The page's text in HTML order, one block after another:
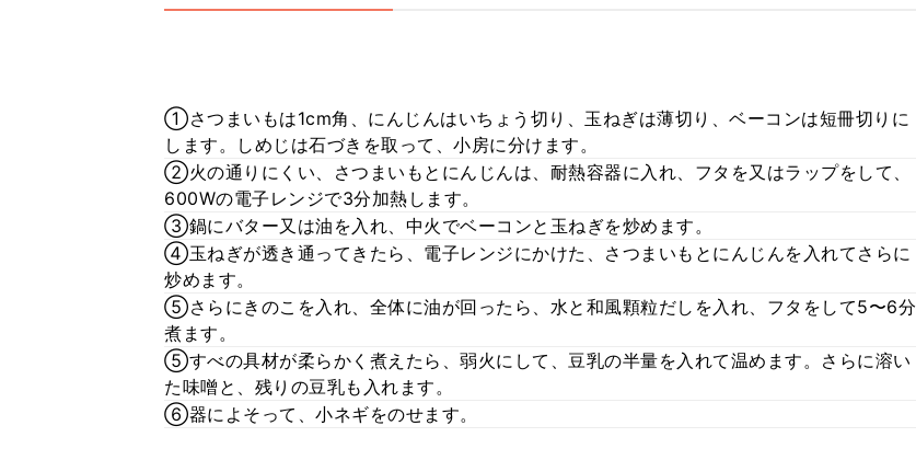
①さつまいもは1cm角、にんじんはいちょう切り、玉ねぎは薄切り、ベーコンは短冊切りに
します。しめじは石づきを取って、小房に分けます。
②火の通りにくい、さつまいもとにんじんは、耐熱容器に入れ、フタを又はラップをして、
600Wの電子レンジで3分加熱します。
③鍋にバター又は油を入れ、中火でベーコンと玉ねぎを炒めます。
④玉ねぎが透き通ってきたら、電子レンジにかけた、さつまいもとにんじんを入れてさらに
炒めます。
⑤さらにきのこを入れ、全体に油が回ったら、水と和風顆粒だしを入れ、フタをして5〜6分
煮ます。
⑤すべの具材が柔らかく煮えたら、弱火にして、豆乳の半量を入れて温めます。さらに溶い
た味噌と、残りの豆乳も入れます。
⑥器によそって、小ネギをのせます。